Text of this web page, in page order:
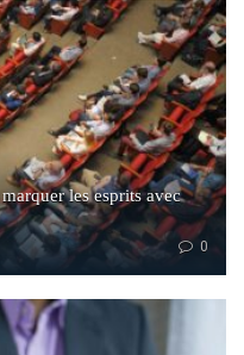
les esprits avec
0